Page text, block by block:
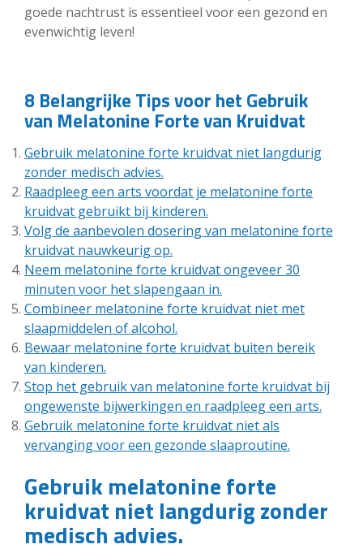
goede nachtrust is essentieel voor een gezond en
evenwichtig leven!
8 Belangrijke Tips voor het Gebruik
van Melatonine Forte van Kruidvat
Gebruik melatonine forte kruidvat niet langdurig
zonder medisch advies.
Raadpleeg een arts voordat je melatonine forte
kruidvat gebruikt bij kinderen.
Volg de aanbevolen dosering van melatonine forte
kruidvat nauwkeurig op.
Neem melatonine forte kruidvat ongeveer 30
minuten voor het slapengaan in.
Combineer melatonine forte kruidvat niet met
slaapmiddelen of alcohol.
Bewaar melatonine forte kruidvat buiten bereik
van kinderen.
Stop het gebruik van melatonine forte kruidvat bij
ongewenste bijwerkingen en raadpleeg een arts.
Gebruik melatonine forte kruidvat niet als
vervanging voor een gezonde slaaproutine.
Gebruik melatonine forte
kruidvat niet langdurig zonder
medisch advies.